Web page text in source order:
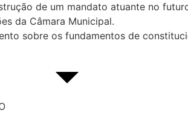
de um mandato atuante no
da Câmara Municipal.
sobre os fundamentos de